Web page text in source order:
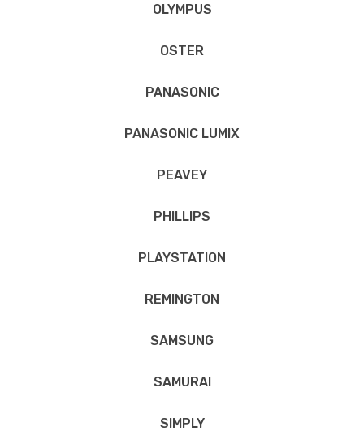
OLYMPUS
OSTER
PANASONIC
PANASONIC LUMIX
PEAVEY
PHILLIPS
PLAYSTATION
REMINGTON
SAMSUNG
SAMURAI
SIMPLY